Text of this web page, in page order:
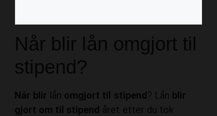
Når blir lån omgjort til
stipend?
Når blir lån omgjort til stipend? Lån blir
gjort om til stipend året etter du tok